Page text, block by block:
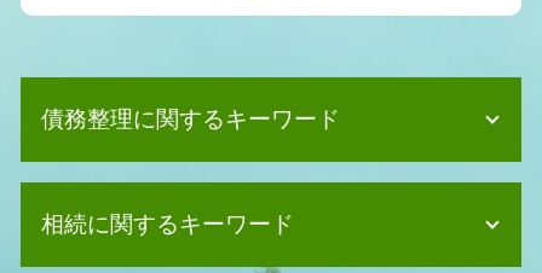
債務整理に関するキーワード
債務整理 デメリット
相続に関するキーワード